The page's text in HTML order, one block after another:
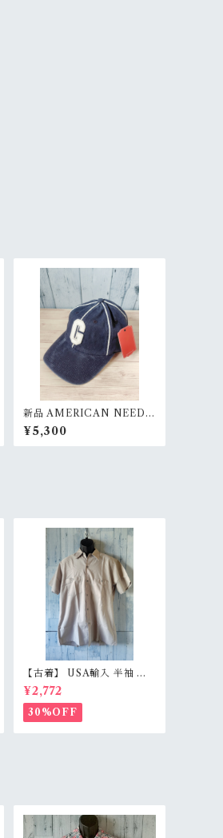
新品 AMERICAN NEEDL
E ARCHIVE HOMESTEA
D GRAYS NAVY ホームス
テッドグレイズ ストライプ/
¥5,300
【古着】 USA輸入 半袖 ワ
ークシャツ L（身幅59.5c
m） ベージュグレー スナッ
プボタン 薄手 アメカジ Ran
kB
¥2,772
30%OFF